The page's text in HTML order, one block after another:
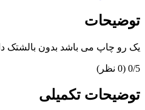
توضیحات
یک رو چاپ می باشد بدون بالشتک
‫0/5 ‫(0 نظر)
توضیحات تکمیلی